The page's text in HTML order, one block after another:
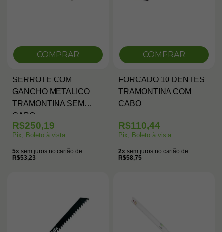
COMPRAR
SERROTE COM
GANCHO METALICO
TRAMONTINA SEM
CABO
R$250,19
Pix, Boleto à vista
5x sem juros no cartão de
R$53,23
COMPRAR
FORCADO 10 DENTES
TRAMONTINA COM
CABO
R$110,44
Pix, Boleto à vista
2x sem juros no cartão de
R$58,75